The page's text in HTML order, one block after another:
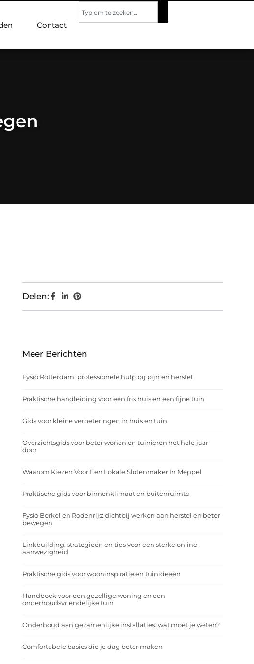
Contact
Delen:
Meer Berichten
Fysio Rotterdam: professionele hulp bij pijn en herstel
Praktische handleiding voor een fris huis en een fijne tuin
Gids voor kleine verbeteringen in huis en tuin
Overzichtsgids voor beter wonen en tuinieren het hele jaar
door
Waarom Kiezen Voor Een Lokale Slotenmaker In Meppel
Praktische gids voor binnenklimaat en buitenruimte
Fysio Berkel en Rodenrijs: dichtbij werken aan herstel en beter
bewegen
Linkbuilding: strategieën en tips voor een sterke online
aanwezigheid
Praktische gids voor wooninspiratie en tuinideeën
Handboek voor een gezellige woning en een
onderhoudsvriendelijke tuin
Onderhoud aan gezamenlijke installaties: wat moet je weten?
Comfortabele basics die je dag beter maken